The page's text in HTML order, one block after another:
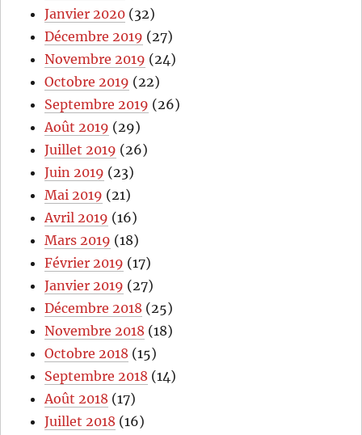
Janvier 2020 (32)
Décembre 2019 (27)
Novembre 2019 (24)
Octobre 2019 (22)
Septembre 2019 (26)
Août 2019 (29)
Juillet 2019 (26)
Juin 2019 (23)
Mai 2019 (21)
Avril 2019 (16)
Mars 2019 (18)
Février 2019 (17)
Janvier 2019 (27)
Décembre 2018 (25)
Novembre 2018 (18)
Octobre 2018 (15)
Septembre 2018 (14)
Août 2018 (17)
Juillet 2018 (16)